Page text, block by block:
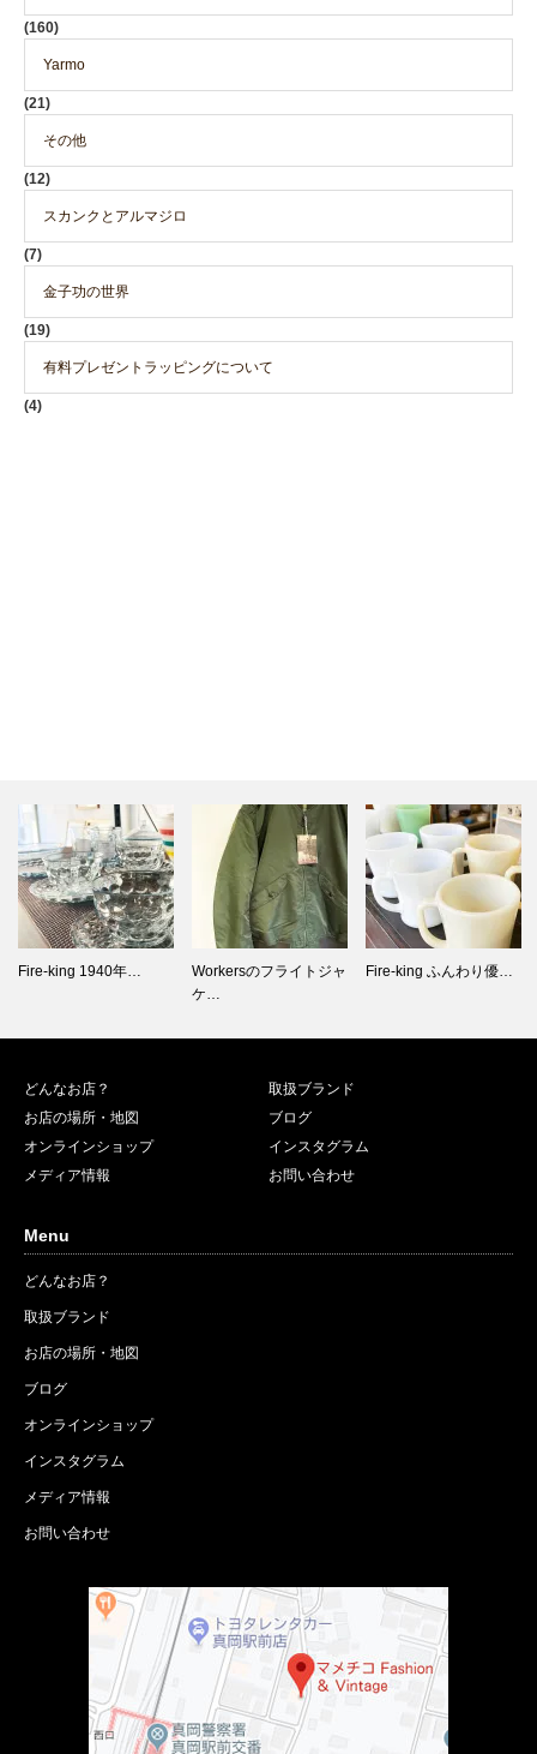
(160)
Yarmo
(21)
その他
(12)
スカンクとアルマジロ
(7)
金子功の世界
(19)
有料プレゼントラッピングについて
(4)
Workersのフライトジャ
Fire-king ふんわり優… Fire-king 1960年…
どんなお店？
取扱ブランド
お店の場所・地図
ブログ
オンラインショップ
インスタグラム
メディア情報
お問い合わせ
Menu
どんなお店？
取扱ブランド
お店の場所・地図
ブログ
オンラインショップ
インスタグラム
メディア情報
お問い合わせ